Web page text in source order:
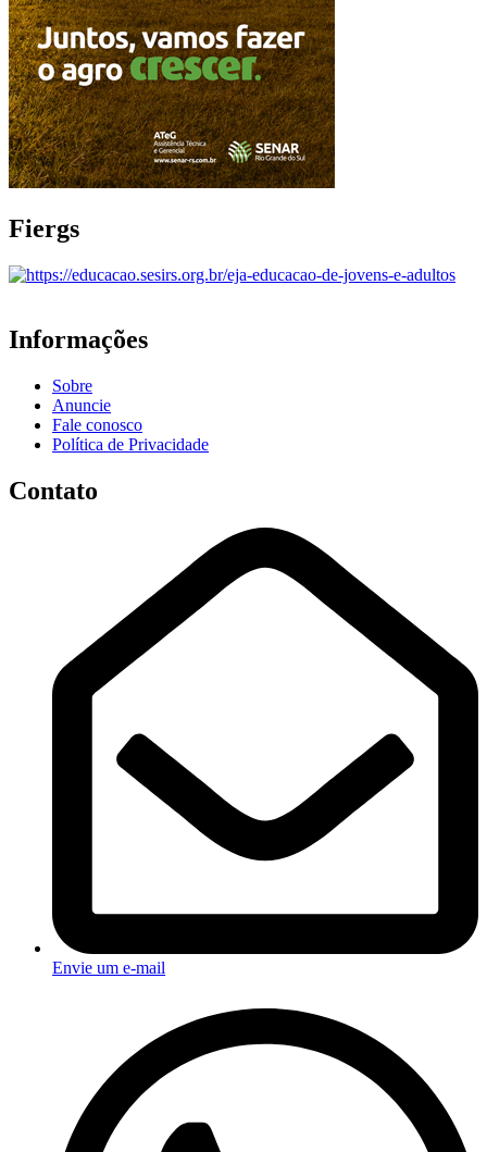
Fiergs
Informações
Sobre
Anuncie
Fale conosco
Política de Privacidade
Contato
Envie um e-mail